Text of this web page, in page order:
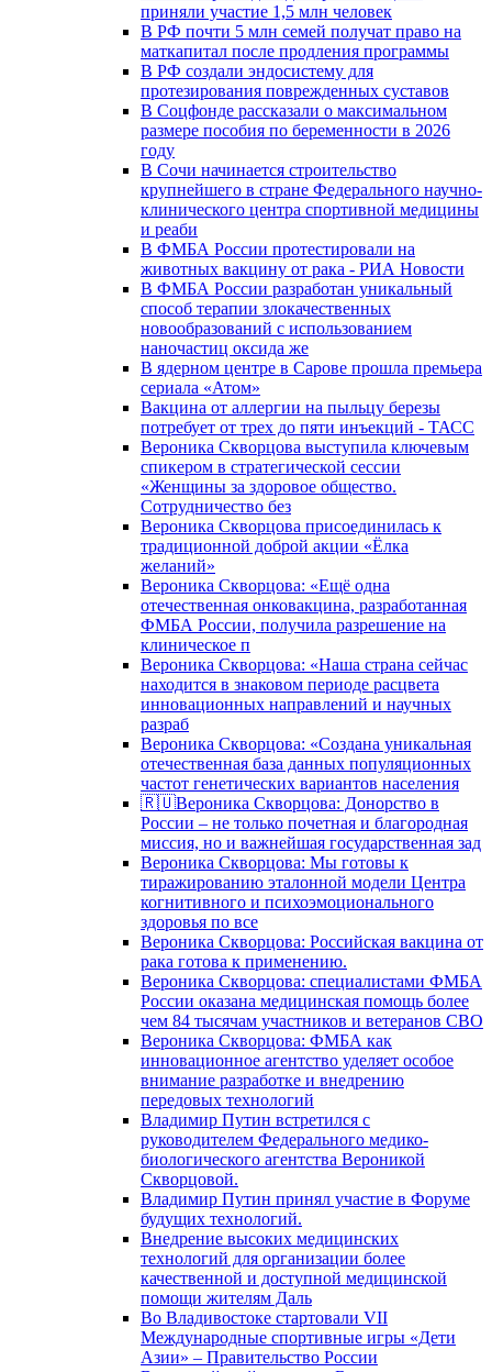
приняли участие 1,5 млн человек
В РФ почти 5 млн семей получат право на
маткапитал после продления программы
В РФ создали эндосистему для
протезирования поврежденных суставов
В Соцфонде рассказали о максимальном
размере пособия по беременности в 2026
году
В Сочи начинается строительство
крупнейшего в стране Федерального научно-
клинического центра спортивной медицины
и реаби
В ФМБА России протестировали на
животных вакцину от рака - РИА Новости
В ФМБА России разработан уникальный
способ терапии злокачественных
новообразований с использованием
наночастиц оксида же
В ядерном центре в Сарове прошла премьера
сериала «Атом»
Вакцина от аллергии на пыльцу березы
потребует от трех до пяти инъекций - ТАСС
Вероника Скворцова выступила ключевым
спикером в стратегической сессии
«Женщины за здоровое общество.
Сотрудничество без
Вероника Скворцова присоединилась к
традиционной доброй акции «Ёлка
желаний»
Вероника Скворцова: «Ещё одна
отечественная онковакцина, разработанная
ФМБА России, получила разрешение на
клиническое п
Вероника Скворцова: «Наша страна сейчас
находится в знаковом периоде расцвета
инновационных направлений и научных
разраб
Вероника Скворцова: «Создана уникальная
отечественная база данных популяционных
частот генетических вариантов населения
🇷🇺Вероника Скворцова: Донорство в
России – не только почетная и благородная
миссия, но и важнейшая государственная зад
Вероника Скворцова: Мы готовы к
тиражированию эталонной модели Центра
когнитивного и психоэмоционального
здоровья по все
Вероника Скворцова: Российская вакцина от
рака готова к применению.
Вероника Скворцова: специалистами ФМБА
России оказана медицинская помощь более
чем 84 тысячам участников и ветеранов СВО
Вероника Скворцова: ФМБА как
инновационное агентство уделяет особое
внимание разработке и внедрению
передовых технологий
Владимир Путин встретился с
руководителем Федерального медико-
биологического агентства Вероникой
Скворцовой.
Владимир Путин принял участие в Форуме
будущих технологий.
Внедрение высоких медицинских
технологий для организации более
качественной и доступной медицинской
помощи жителям Даль
Во Владивостоке стартовали VII
Международные спортивные игры «Дети
Азии» – Правительство России